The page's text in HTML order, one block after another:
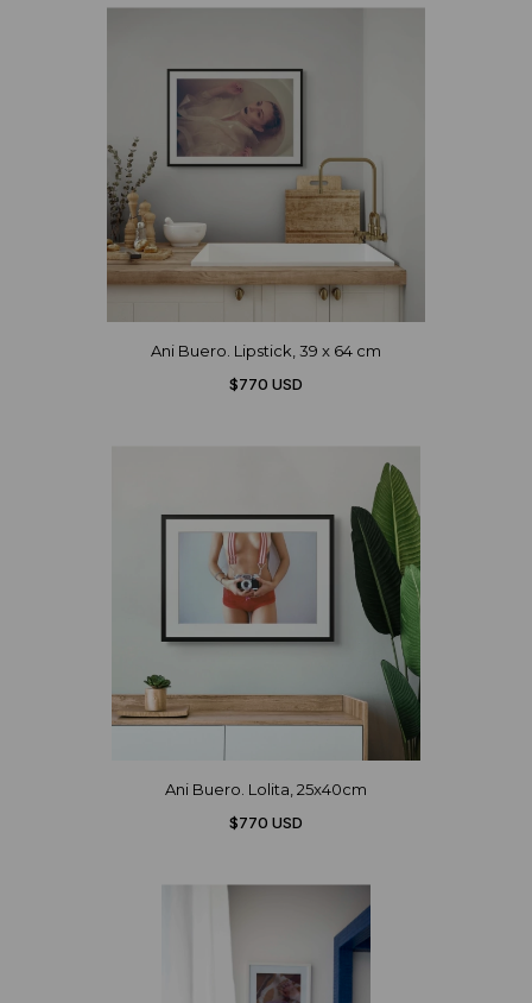
Ani Buero. Lipstick, 39 x 64 cm
$770 USD
Ani Buero. Lolita, 25x40cm
$770 USD